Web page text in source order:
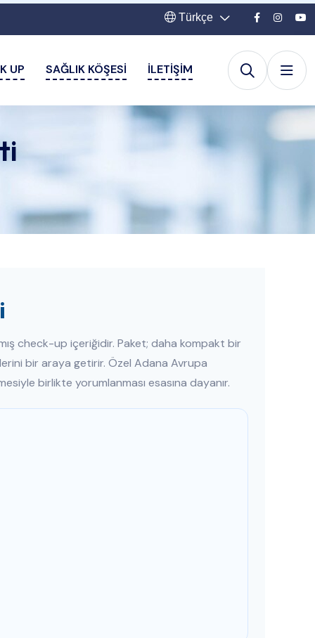
Türkçe
UP SAĞLIK KÖŞESI İLETIŞIM
check-up içeriğidir. Paket; daha kompakt bir
bir araya getirir. Özel Adana Avrupa
birlikte yorumlanması esasına dayanır.